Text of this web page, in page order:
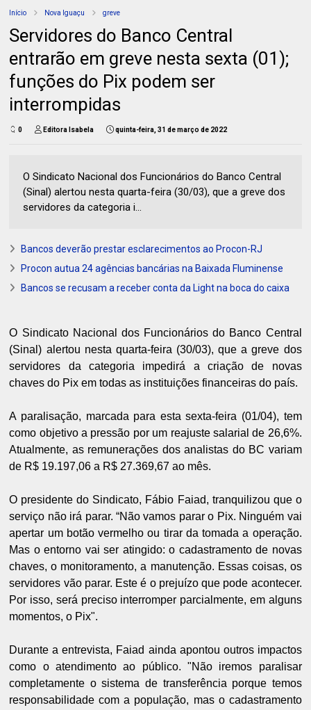
Início Nova Iguaçu greve
Servidores do Banco Central
entrarão em greve nesta sexta (01);
funções do Pix podem ser
interrompidas
0 Editora Isabela quinta-feira, 31 de março de 2022
O Sindicato Nacional dos Funcionários do Banco Central
(Sinal) alertou nesta quarta-feira (30/03), que a greve dos
servidores da categoria i...
Bancos deverão prestar esclarecimentos ao Procon-RJ
Procon autua 24 agências bancárias na Baixada Fluminense
Bancos se recusam a receber conta da Light na boca do caixa
O Sindicato Nacional dos Funcionários do Banco Central
(Sinal) alertou nesta quarta-feira (30/03), que a greve dos
servidores da categoria impedirá a criação de novas
chaves do Pix em todas as instituições financeiras do país.
A paralisação, marcada para esta sexta-feira (01/04), tem
como objetivo a pressão por um reajuste salarial de 26,6%.
Atualmente, as remunerações dos analistas do BC variam
de R$ 19.197,06 a R$ 27.369,67 ao mês.
O presidente do Sindicato, Fábio Faiad, tranquilizou que o
serviço não irá parar. “Não vamos parar o Pix. Ninguém vai
apertar um botão vermelho ou tirar da tomada a operação.
Mas o entorno vai ser atingido: o cadastramento de novas
chaves, o monitoramento, a manutenção. Essas coisas, os
servidores vão parar. Este é o prejuízo que pode acontecer.
Por isso, será preciso interromper parcialmente, em alguns
momentos, o Pix".
Durante a entrevista, Faiad ainda apontou outros impactos
como o atendimento ao público. "Não iremos paralisar
completamente o sistema de transferência porque temos
responsabilidade com a população, mas o cadastramento